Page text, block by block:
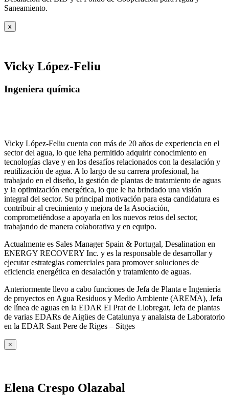
Saneamiento.
x
Vicky López-Feliu
Ingeniera química
Vicky López-Feliu cuenta con más de 20 años de experiencia en el
sector del agua, lo que leha permitido adquirir conocimiento en
tecnologías clave y en los desafíos relacionados con la desalación y
reutilización de agua. A lo largo de su carrera profesional, ha
trabajado en el diseño, la gestión de plantas de tratamiento de aguas
y la optimización energética, lo que le ha brindado una visión
integral del sector. Su principal motivación para esta candidatura es
contribuir al crecimiento y mejora de la Asociación,
comprometiéndose a apoyarla en los nuevos retos del sector,
trabajando de manera colaborativa y en equipo.
Actualmente es Sales Manager Spain & Portugal, Desalination en
ENERGY RECOVERY Inc. y es la responsable de desarrollar y
ejecutar estrategias comerciales para promover soluciones de
eficiencia energética en desalación y tratamiento de aguas.
Anteriormente llevo a cabo funciones de Jefa de Planta e Ingeniería
de proyectos en Agua Residuos y Medio Ambiente (AREMA), Jefa
de línea de aguas en la EDAR El Prat de Llobregat, Jefa de plantas
de varias EDARs de Aigües de Catalunya y analaista de Laboratorio
en la EDAR Sant Pere de Riges – Sitges
×
Elena Crespo Olazabal